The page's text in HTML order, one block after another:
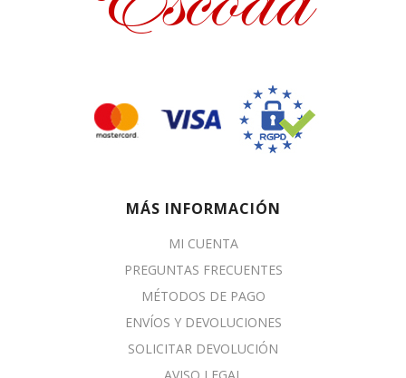
MÁS INFORMACIÓN
MI CUENTA
PREGUNTAS FRECUENTES
MÉTODOS DE PAGO
ENVÍOS Y DEVOLUCIONES
SOLICITAR DEVOLUCIÓN